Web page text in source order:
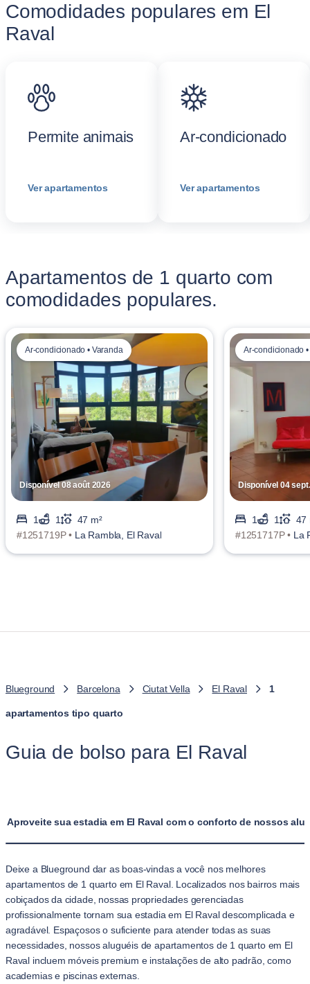
Comodidades populares em El
Raval
Permite animais
Ver apartamentos
Ar-condicionado
Ver apartamentos
Apartamentos de 1 quarto com
comodidades populares.
Disponível 08 août 2026
Ar-condicionado • Varanda
1 1
47 m²
#1251719P • La Rambla, El Raval
Disponível 04
Ar-condicionado
1 1
47
#1251717P • La
Blueground Barcelona Ciutat Vella El Raval 1
apartamentos tipo quarto
Guia de bolso para El Raval
Aproveite sua estadia em El Raval com o conforto de nossos
Deixe a Blueground dar as boas-vindas a você nos melhores
apartamentos de 1 quarto em El Raval. Localizados nos bairros mais
cobiçados da cidade, nossas propriedades gerenciadas
profissionalmente tornam sua estadia em El Raval descomplicada e
agradável. Espaçosos o suficiente para atender todas as suas
necessidades, nossos aluguéis de apartamentos de 1 quarto em El
Raval incluem móveis premium e instalações de alto padrão, como
academias e piscinas externas.